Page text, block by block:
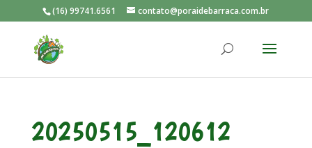
(16) 99741.6561 contato@poraidebarraca.com.br
20250515_120612